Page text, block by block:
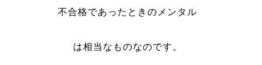
不合格であったときのメンタル
は相当なものなのです。